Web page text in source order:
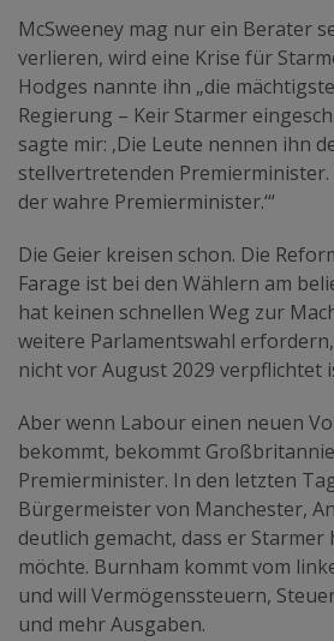
McSweeney mag nur ein Berater
verlieren, wird eine Krise für
Hodges nannte ihn „die
Regierung – Keir Starmer
sagte mir: ‚Die Leute nennen ihn
stellvertretenden Premierminister.
der wahre Premierminister.‘“
Die Geier kreisen schon. Die
Farage ist bei den Wählern am
hat keinen schnellen Weg zur
weitere Parlamentswahl
nicht vor August 2029 verpflichtet
Aber wenn Labour einen neuen
bekommt, bekommt
Premierminister. In den letzten
Bürgermeister von Manchester,
deutlich gemacht, dass er
möchte. Burnham kommt vom
und will Vermögenssteuern,
und mehr Ausgaben.